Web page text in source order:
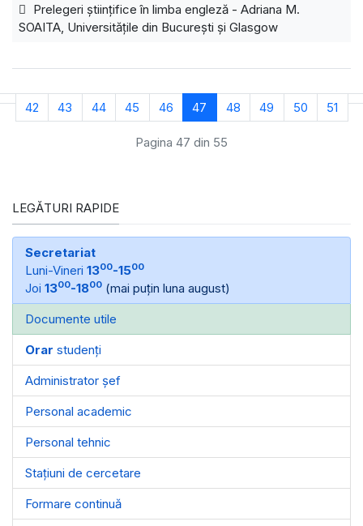
Prelegeri științifice în limba engleză - Adriana M.
SOAITA, Universitățile din București și Glasgow
42 43 44 45 46 47 48 49 50 51
Pagina 47 din 55
LEGĂTURI RAPIDE
Secretariat
Luni-Vineri 1300-1500
Joi 1300-1800 (mai puțin luna august)
Documente utile
Orar studenți
Administrator șef
Personal academic
Personal tehnic
Stațiuni de cercetare
Formare continuă